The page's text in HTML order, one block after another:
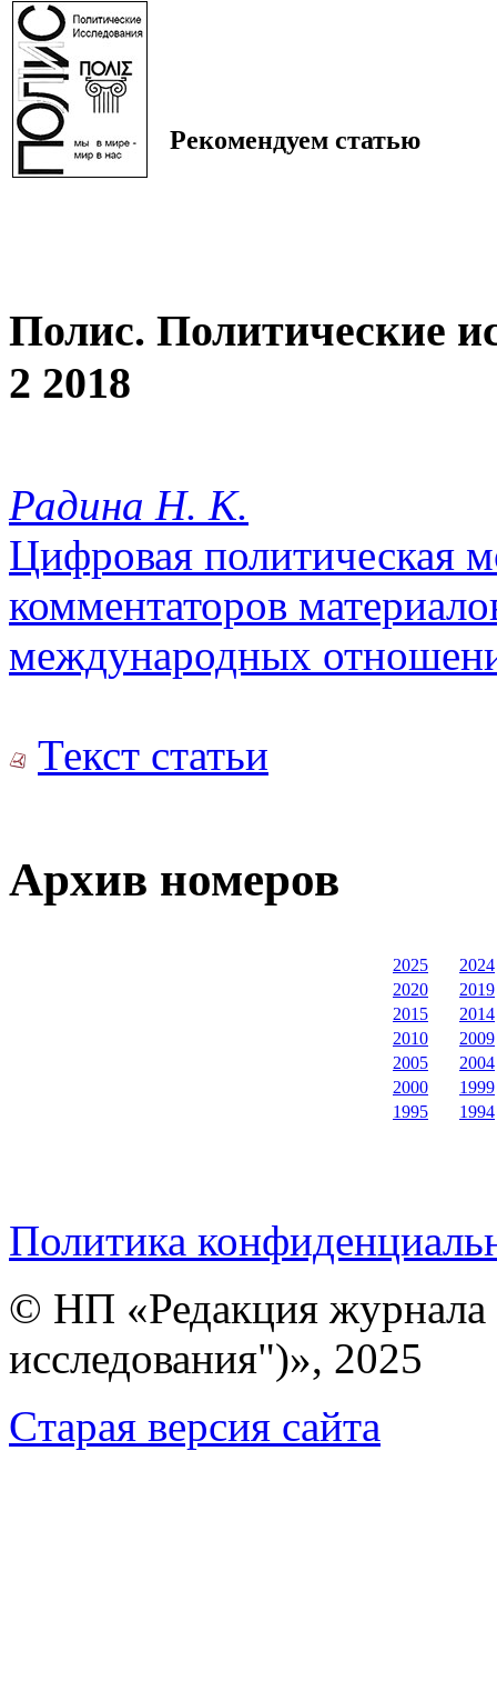
Рекомендуем статью
Полис. Политические
2 2018
Радина Н. К.
Цифровая политическая
комментаторов
международных
Текст статьи
Архив номеров
2025
2024
2020
2019
2015
2014
2010
2009
2005
2004
2000
1999
1995
1994
Политика
© НП «Редакция
исследования")», 2025
Cтарая версия сайта